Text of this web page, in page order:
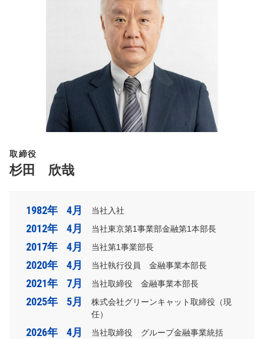
取締役
杉田 欣哉
1982年 4月 当社入社
2012年 4月 当社東京第1事業部金融第1本部長
2017年 4月 当社第1事業部長
2020年 4月 当社執行役員 金融事業本部長
2021年 7月 当社取締役 金融事業本部長
2025年 5月
株式会社グリーンキャット取締役（現
任）
2026年 4月
当社取締役 グループ金融事業統括